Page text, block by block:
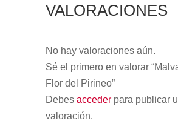
VALORACIONES
No hay valoraciones aún.
Sé el primero en valorar
Flor del Pirineo”
Debes accederpara publicar
valoración.